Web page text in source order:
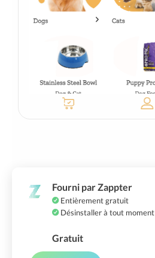
Fourni par Zappter
Entièrement gratuit
Désinstaller à tout moment
Gratuit